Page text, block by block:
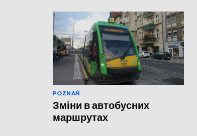
POZNAŃ
Зміни в автобусних
маршрутах